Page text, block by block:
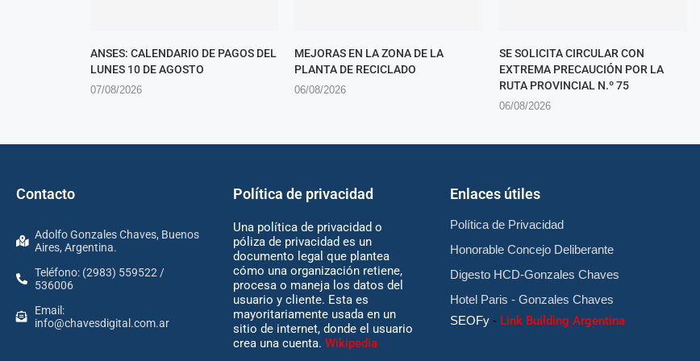
ANSES: CALENDARIO DE PAGOS DEL
LUNES 10 DE AGOSTO
07/08/2026
MEJORAS EN LA ZONA DE LA
PLANTA DE RECICLADO
06/08/2026
SE SOLICITA CIRCULAR CON
EXTREMA PRECAUCIÓN POR LA
RUTA PROVINCIAL N.º 75
06/08/2026
Contacto
Adolfo Gonzales Chaves, Buenos
Aires, Argentina.
Teléfono: (2983) 559522 /
536006
Email:
info@chavesdigital.com.ar
Política de privacidad
Una política de privacidad o
póliza de privacidad es un
documento legal que plantea
cómo una organización retiene,
procesa o maneja los datos del
usuario y cliente. Esta es
mayoritariamente usada en un
sitio de internet, donde el usuario
crea una cuenta. Wikipedia
Enlaces útiles
Política de Privacidad
Honorable Concejo Deliberante
Digesto HCD-Gonzales Chaves
Hotel Paris - Gonzales Chaves
SEOFy- Link Building Argentina